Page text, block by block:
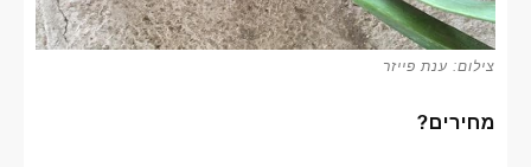
צילום: ענת פייזר
מחירים?